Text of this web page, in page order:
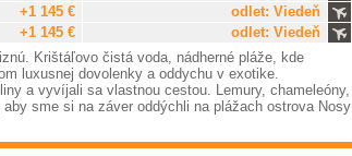
+1 145 €
odlet: Viedeň
+1 145 €
odlet: Viedeň
Krištáľovo čistá voda, nádherné pláže, kde
luxusnej dovolenky a oddychu v exotike.
a vyvíjali sa vlastnou cestou. Lemury, chameleóny,
sme si na záver oddýchli na plážach ostrova Nosy